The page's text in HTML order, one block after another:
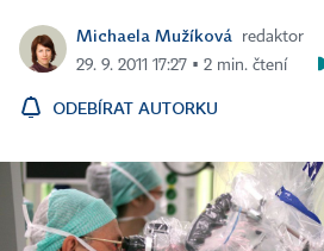
Michaela Mužíková
redaktor
29. 9. 2011 17:27 ▪ 2 min. čtení
ODEBÍRAT AUTORKU